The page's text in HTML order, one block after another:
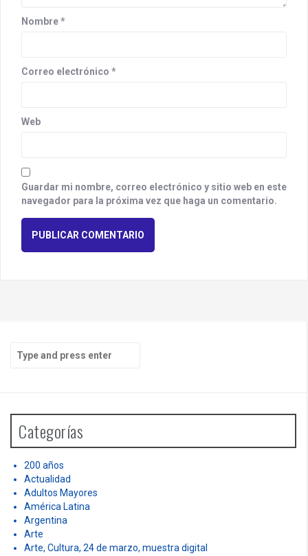
o
Nombre*
Correo electrónico *
Web
Guardar mi nombre, correo electrónico y sitio web en este
navegador para la próxima vez que haga un comentario.
h
o
Categorías
200 años
Actualidad
Adultos Mayores
América Latina
Argentina
Arte
Arte, Cultura, 24 de marzo, muestra digital